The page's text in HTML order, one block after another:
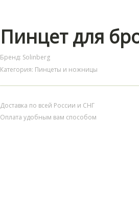
Пинцет для
Бренд: Solinberg
Категория: Пинцеты и ножницы
Доставка по всей России и СНГ
Оплата удобным вам способом